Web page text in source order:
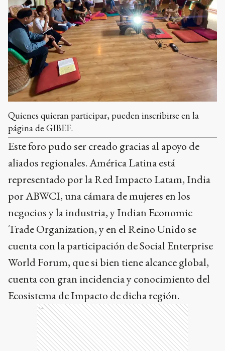
Quienes quieran participar, pueden inscribirse en la
página de GIBEF.
Este foro pudo ser creado gracias al apoyo de
aliados regionales. América Latina está
representado por la Red Impacto Latam, India
por ABWCI, una cámara de mujeres en los
negocios y la industria, y Indian Economic
Trade Organization, y en el Reino Unido se
cuenta con la participación de Social Enterprise
World Forum, que si bien tiene alcance global,
cuenta con gran incidencia y conocimiento del
Ecosistema de Impacto de dicha región.
Ads